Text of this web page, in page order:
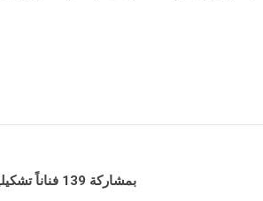
بمشاركة 139 فناناً تشكيلياً.. انطلاق فعاليات المعرض السادس للفن التشكيلي قريباً